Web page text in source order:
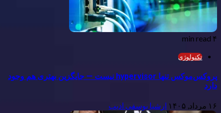
۴ min read
تکنولوژی
پروکس‌موکس تنها hypervisor نیست — جایگزین بهتری هم وجود
دارد
۱۶ مرداد, ۱۴۰۵ ارشیا یوسفی ادیب